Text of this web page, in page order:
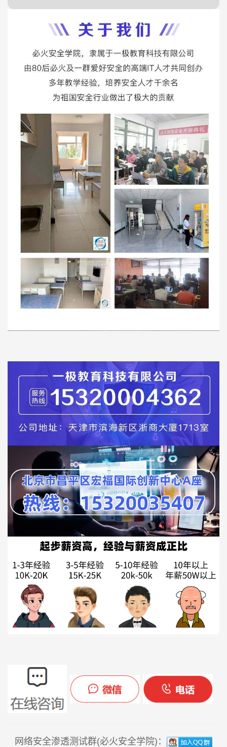
赵*东
蔡*培
网络安全渗透测试群(必火安全学院)：